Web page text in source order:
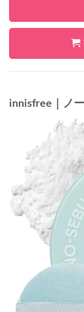
innisfree｜ノ